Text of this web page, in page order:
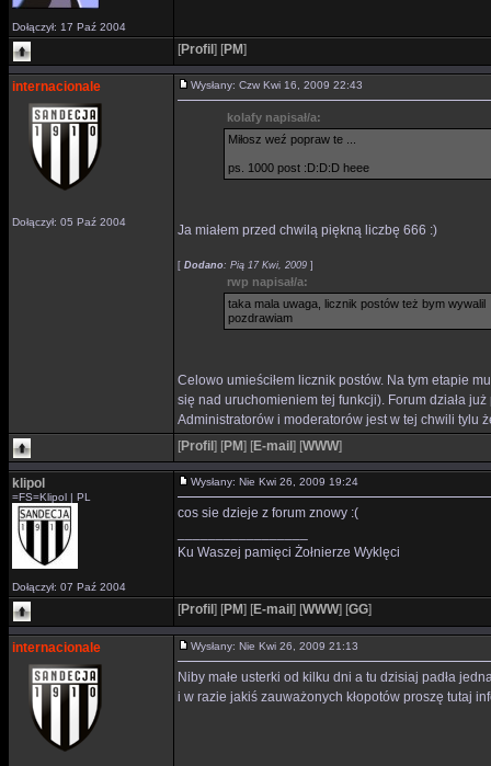
Dołączył: 17 Paź 2004
[Profil ] [PM]
internacionale
Dołączył: 05 Paź 2004
Wysłany: Czw Kwi 16, 2009 22:43
kolafy napisał/a:
Miłosz weź popraw te ...
ps. 1000 post :D:D:D heee
Ja miałem przed chwilą piękną liczbę 666 :)
[ Dodano: Pią 17 Kwi, 2009 ]
rwp napisał/a:
taka mala uwaga, licznik postów też bym wywalil
pozdrawiam
Celowo umieściłem licznik postów. Na tym etapie
się nad uruchomieniem tej funkcji). Forum działa
Administratorów i moderatorów jest w tej chwili tylu
[Profil ] [PM] [E-mail ] [WWW]
klipol
=FS=Klipol | PL
Dołączył: 07 Paź 2004
Wysłany: Nie Kwi 26, 2009 19:24
cos sie dzieje z forum znowy :(
Ku Waszej pamięci Żołnierze Wyklęci
[Profil ] [PM] [E-mail ] [WWW] [GG]
internacionale Wysłany: Nie Kwi 26, 2009 21:13
Niby małe usterki od kilku dni a tu dzisiaj padła
i w razie jakiś zauważonych kłopotów proszę tutaj